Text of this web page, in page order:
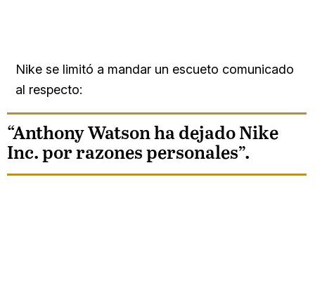
Nike se limitó a mandar un escueto comunicado
al respecto:
“Anthony Watson ha dejado Nike
Inc. por razones personales”.